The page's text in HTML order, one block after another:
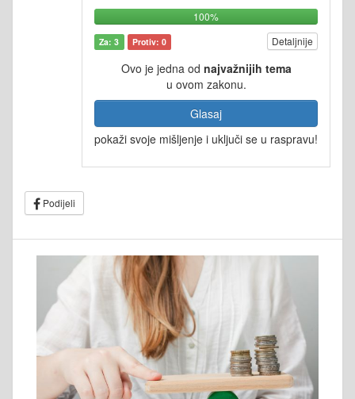
100%
Za: 3 Protiv: 0 Detaljnije
Ovo je jedna od najvažnijih tema
u ovom zakonu.
Glasaj
pokaži svoje mišljenje i uključi se u raspravu!
Podijeli